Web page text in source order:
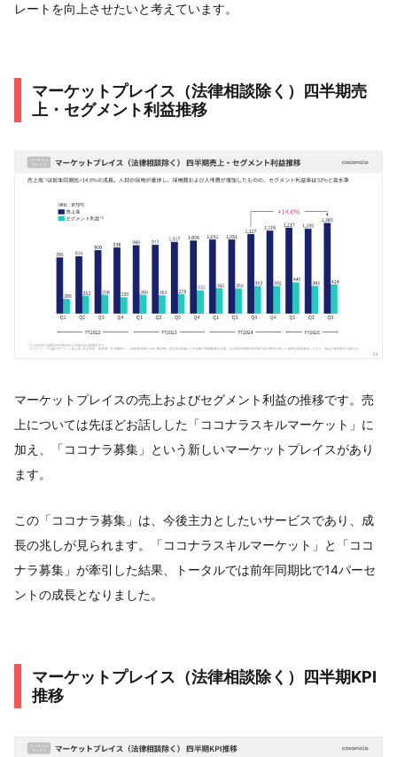
レートを向上させたいと考えています。
マーケットプレイス（法律相談除く）四半期売
上・セグメント利益推移
マーケットプレイスの売上およびセグメント利益の推移です。売
上については先ほどお話しした「ココナラスキルマーケット」に
加え、「ココナラ募集」という新しいマーケットプレイスがあり
ます。
この「ココナラ募集」は、今後主力としたいサービスであり、成
長の兆しが見られます。「ココナラスキルマーケット」と「ココ
ナラ募集」が牽引した結果、トータルでは前年同期比で14パーセ
ントの成長となりました。
マーケットプレイス（法律相談除く）四半期KPI
推移